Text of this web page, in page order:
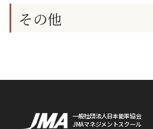
その他
一般社団法人日本能率協会
JMAマネジメントスクール